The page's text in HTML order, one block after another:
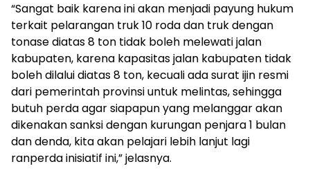
“Sangat baik karena ini akan menjadi payung hukum
terkait pelarangan truk 10 roda dan truk dengan
tonase diatas 8 ton tidak boleh melewati jalan
kabupaten, karena kapasitas jalan kabupaten tidak
boleh dilalui diatas 8 ton, kecuali ada surat ijin resmi
dari pemerintah provinsi untuk melintas, sehingga
butuh perda agar siapapun yang melanggar akan
dikenakan sanksi dengan kurungan penjara 1 bulan
dan denda, kita akan pelajari lebih lanjut lagi
ranperda inisiatif ini,” jelasnya.